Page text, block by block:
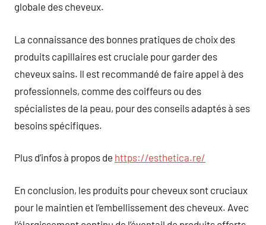
globale des cheveux.
La connaissance des bonnes pratiques de choix des
produits capillaires est cruciale pour garder des
cheveux sains. Il est recommandé de faire appel à des
professionnels, comme des coiffeurs ou des
spécialistes de la peau, pour des conseils adaptés à ses
besoins spécifiques.
Plus d’infos à propos de https://esthetica.re/
En conclusion, les produits pour cheveux sont cruciaux
pour le maintien et l’embellissement des cheveux. Avec